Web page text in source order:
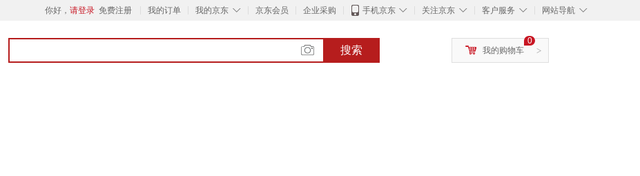
你好， 请登录 免费注册 我的订单 ◇
我的京东 京东会员 企业采购 ◇
手机京东 ◇
关注京东 ◇
客户服务 ◇
网站导航
搜索 >
0
我的购物车